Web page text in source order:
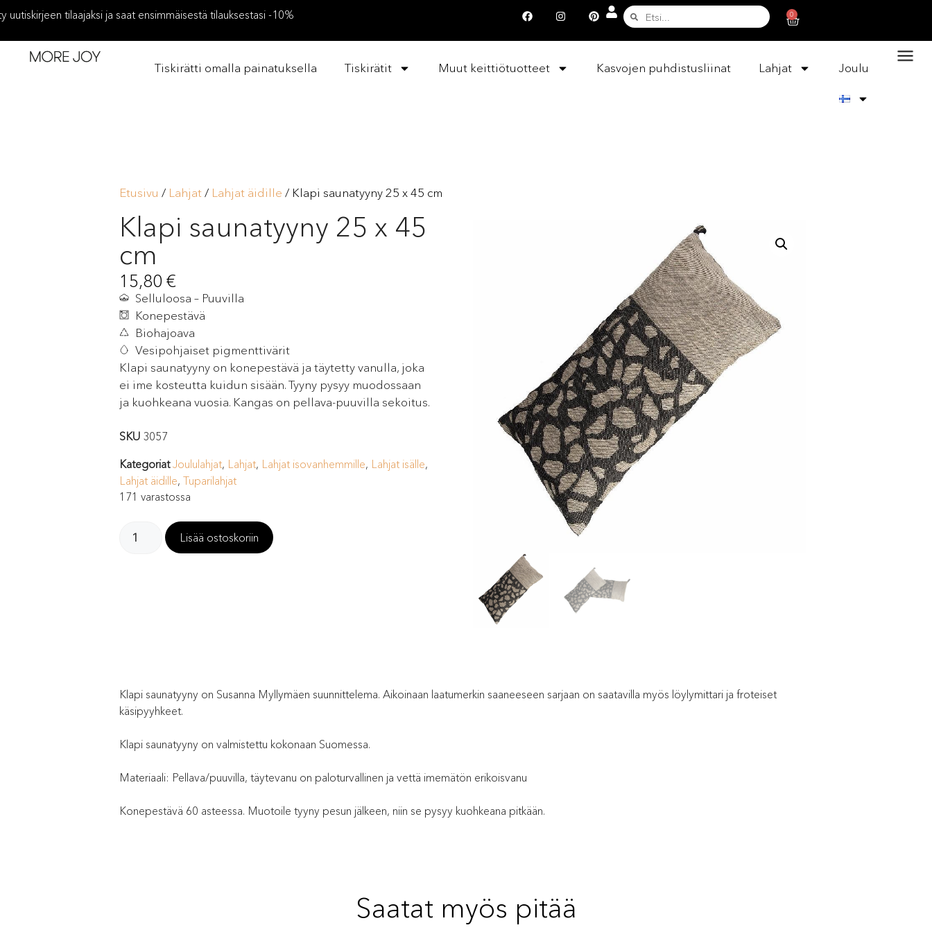
0
uutiskirjeen tilaajaksi ja saat ensimmäisestä tilauksestasi -10%
Tiskirätti omalla painatuksella Tiskirätit Muut keittiötuotteet Kasvojen puhdistusliinat Lahjat Joulu
Etusivu / Lahjat/ Lahjat äidille / Klapi saunatyyny 25 x 45 cm
Klapi saunatyyny 25 x 45
cm
15,80 €
Selluloosa – Puuvilla
Konepestävä
Biohajoava
Vesipohjaiset pigmenttivärit
Klapi saunatyyny on konepestävä ja täytetty vanulla, joka
ei ime kosteutta kuidun sisään. Tyyny pysyy muodossaan
ja kuohkeana vuosia. Kangas on pellava-puuvilla sekoitus.
SKU 3057
Kategoriat Joululahjat, Lahjat, Lahjat isovanhemmille, Lahjat isälle,
Lahjat äidille, Tuparilahjat
171 varastossa
Lisää ostoskoriin
Klapi saunatyyny on Susanna Myllymäen suunnittelema. Aikoinaan laatumerkin saaneeseen sarjaan on saatavilla myös löylymittari ja froteiset
käsipyyhkeet.
Klapi saunatyyny on valmistettu kokonaan Suomessa.
Materiaali: Pellava/puuvilla, täytevanu on paloturvallinen ja vettä imemätön erikoisvanu
Konepestävä 60 asteessa. Muotoile tyyny pesun jälkeen, niin se pysyy kuohkeana pitkään.
Saatat myös pitää